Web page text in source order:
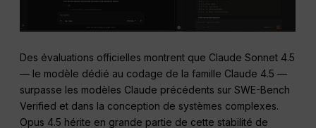
Des évaluations officielles montrent que Claude Sonnet 4.5
— le modèle dédié au codage de la famille Claude 4.5 —
surpasse les modèles Claude précédents sur SWE-Bench
Verified et dans la conception de systèmes complexes.
Opus 4.5 hérite en grande partie de cette stabilité de